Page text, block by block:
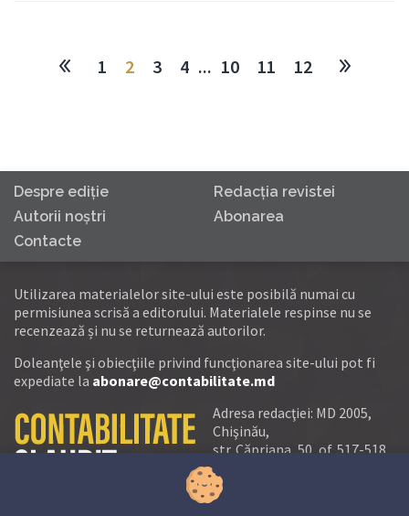
1 2 3 4 ... 10 11 12
Despre ediţie
Redacţia revistei
Autorii noştri
Abonarea
Contacte
Utilizarea materialelor site-ului este posibilă numai cu
permisiunea scrisă a editorului. Materialele respinse nu se
recenzează și nu se returnează autorilor.
Doleanţele şi obiecţiile privind funcţionarea site-ului pot fi
expediate la abonare@contabilitate.md
Adresa redacţiei: MD 2005,
Chişinău,
str. Căpriana, 50, of. 517-518
tel.:
tel./fax: